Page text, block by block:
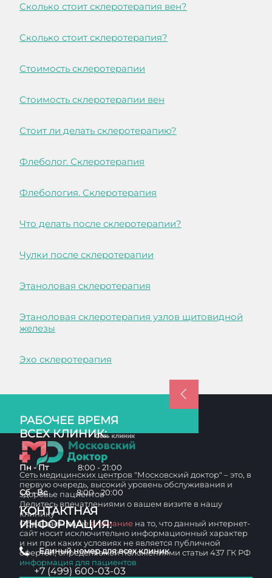
Сколько стоит склеротерапия вен?
Сколько стоит склеротерапия?
Стоимость склеротерапии
Стоимость склеротерапии вен
Стоит ли делать склеротерапию?
Флеболог. Склеротерапия
Флебология. Склеротерапия
Что делать после склеротерапии?
Чулки после склеротерапии
Этаноловая склеротерапия
Этаноловая склеротерапия узлов щитовидной
железы
Эхо склеротерапия
РАБОЧЕЕ ВРЕМЯ
ВСЕХ КЛИНИК:
Пн - Пт 8:00 - 21:00
Сб - Вс 8:00 - 20:00
КОНТАКТНАЯ
ИНФОРМАЦИЯ:
Единый номер для всех клиник
+7 (499) 600-03-03
Сеть медицинских центров "Московский доктор" – это, в
первую очередь, высокий уровень обслуживания и
здоровье пациентов
Делитесь впечатлениями о вашем визите в нашу
клинику
Обращаем вашевнимание на то, что данный интернет-
сайт носит исключительно информационный характер
и ни при каких условиях не является публичной
офертой, определяемой положениями статьи 437 ГК РФ
информация для пациентов